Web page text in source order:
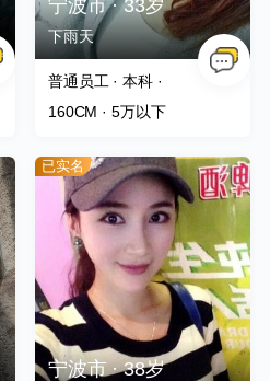
宁波市 · 33岁
下雨天
普通员工 · 本科 ·
160CM · 5万以下
已实名
宁波市 · 38岁